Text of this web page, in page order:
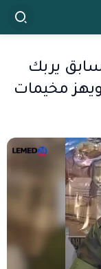
يربك
مخيمات